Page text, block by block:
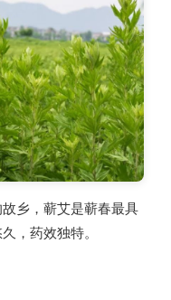
乡，蕲艾是蕲春最具
，药效独特。